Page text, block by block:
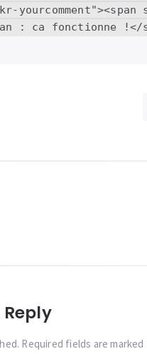
Reply
Required fields are marked